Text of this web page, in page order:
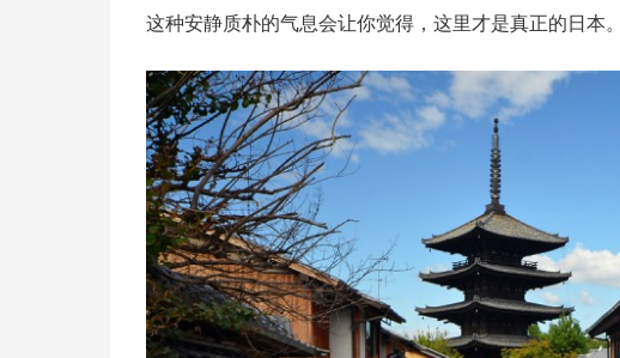
这种安静质朴的气息会让你觉得，这里才是真正的日本。